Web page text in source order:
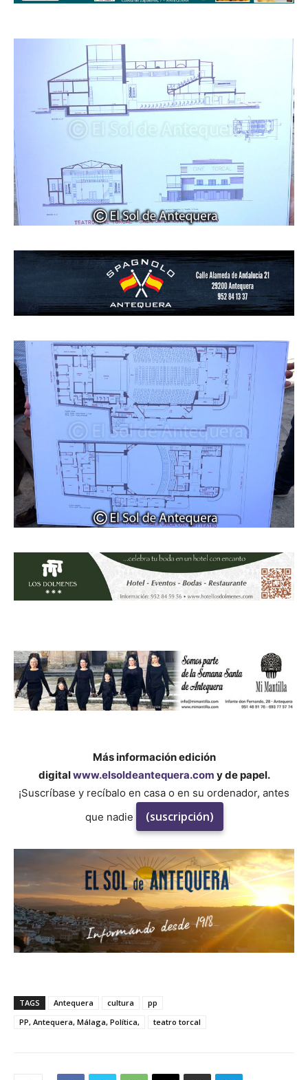
Más información edición
digitalwww.elsoldeantequera.com y de papel.
¡Suscríbase y recíbalo en casa o en su ordenador, antes
que nadie
(suscripción)
TAGS Antequera cultura
pp
PP, Antequera, Málaga, Política,
teatro torcal